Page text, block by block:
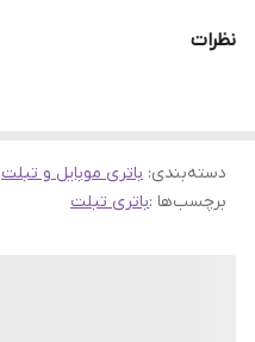
نظرات
دسته‌بندی: باتری موبایل و تبلت
برچسب‌ها :باتری تبلت